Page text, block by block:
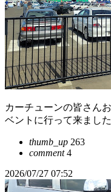
カーチューンの皆さん
ベントに行って来ました
thumb_up 263
comment4
2026/07/27 07:52